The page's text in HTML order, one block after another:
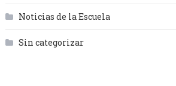
Noticias de la Escuela
Sin categorizar